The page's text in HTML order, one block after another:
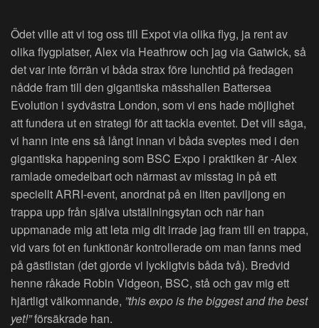
Ödet ville att vi tog oss till Expot via olika flyg, ja rent av
olika flygplatser, Alex via Heathrow och jag via Gatwick, så
det var inte förrän vi båda strax före lunchtid på fredagen
nådde fram till den gigantiska mässhallen Battersea
Evolution i sydvästra London, som vi ens hade möjlighet
att fundera ut en strategi för att tackla eventet. Det vill säga,
vi hann inte ens så långt innan vi båda sveptes med i den
gigantiska happening som BSC Expo i praktiken är -Alex
ramlade omedelbart och närmast av misstag in på ett
speciellt ARRI-event, anordnat på en liten paviljong en
trappa upp från själva utställningsytan och när han
uppmanade mig att leta mig dit irrade jag fram till en trappa,
vid vars fot en funktionär kontrollerade om man fanns med
på gästlistan (det gjorde vi lyckligtvis båda två). Bredvid
henne råkade Robin Vidgeon, BSC, stå och gav mig ett
hjärtligt välkomnande, ”this expo is the biggest and the best
yet!”försäkrade han.